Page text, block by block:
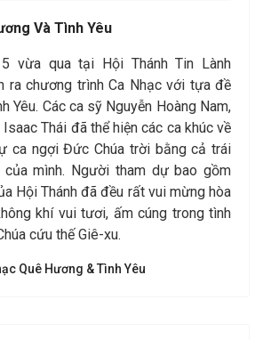
Và Tình Yêu
vừa qua tại Hội Thánh Tin Lành
ra chương trình Ca Nhạc với tựa đề
Yêu. Các ca sỹ Nguyễn Hoàng Nam,
Thái đã thể hiện các ca khúc về
ca ngợi Đức Chúa trời bằng cả trái
mình. Người tham dự bao gồm
Hội Thánh đã đều rất vui mừng hòa
khí vui tươi, ấm cúng trong tình
cứu thế Giê-xu.
Quê Hương & Tình Yêu